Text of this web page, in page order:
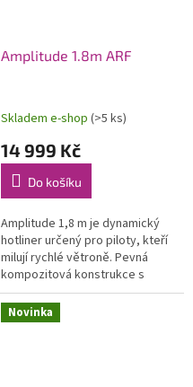
Amplitude 1.8m ARF
Skladem e-shop (>5 ks)
14 999 Kč
Do košíku
Amplitude 1,8 m je dynamický
hotliner určený pro piloty, kteří
milují rychlé větroně. Pevná
kompozitová konstrukce s
uhlíkovými výztuhami, hladký a
čistý povrch, závodní vzhled....
Novinka